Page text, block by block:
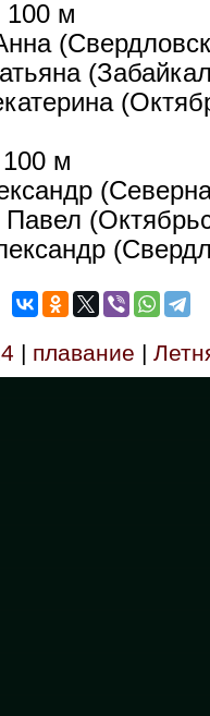
100 м
м
| плавание |